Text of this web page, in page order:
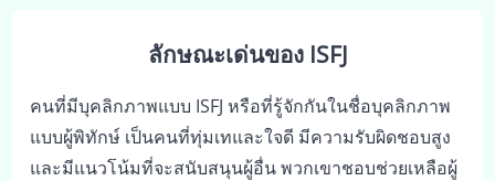
ลักษณะเด่นของ ISFJ
คนที่มีบุคลิกภาพแบบ ISFJ หรือที่รู้จักกันในชื่อบุคลิกภาพ
แบบผู้พิทักษ์ เป็นคนที่ทุ่มเทและใจดี มีความรับผิดชอบสูง
และมีแนวโน้มที่จะสนับสนุนผู้อื่น พวกเขาชอบช่วยเหลือผู้